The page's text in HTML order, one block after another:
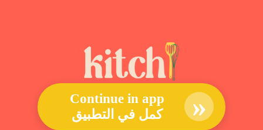
Continue in app
كمل في التطبيق
»